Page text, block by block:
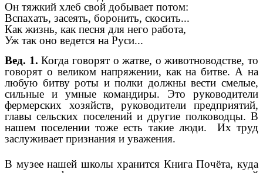
Он тяжкий хлеб свой добывает потом:
Вспахать, засеять, боронить, скосить...
Как жизнь, как песня для него работа,
Уж так оно ведется на Руси...
Вед. 1. Когда говорят о жатве, о животноводстве, то
говорят о великом напряжении, как на битве. А на
любую битву роты и полки должны вести смелые,
сильные и умные командиры. Это руководители
фермерских хозяйств, руководители предприятий,
главы сельских поселений и другие полководцы. В
нашем поселении тоже есть такие люди. Их труд
заслуживает признания и уважения.
В музее нашей школы хранится Книга Почёта, куда